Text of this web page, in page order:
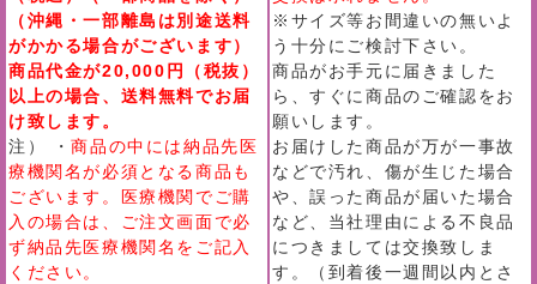
（沖縄・一部離島は別途送料
がかかる場合がございます）
商品代金が20,000円（税抜）
以上の場合、送料無料でお届
け致します。
注） ・商品の中には納品先医
療機関名が必須となる商品も
ございます。医療機関でご購
入の場合は、ご注文画面で必
ず納品先医療機関名をご記入
ください。
※サイズ等お間違いの無いよ
う十分にご検討下さい。
商品がお手元に届きました
ら、すぐに商品のご確認をお
願いします。
お届けした商品が万が一事故
などで汚れ、傷が生じた場合
や、誤った商品が届いた場合
など、当社理由による不良品
につきましては交換致しま
す。（到着後一週間以内とさ